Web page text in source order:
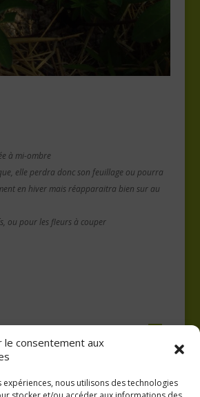
le consentement aux
nous utilisons des technologies
à mi-ombre
elle perdra donc son feuillage ou pourra
en hiver mais réapparaitra bien sur au
ou pour les fleurs à couper